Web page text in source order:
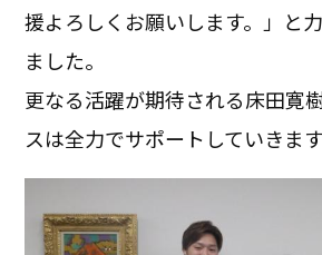
援よろしくお願いします。」と
ました。
更なる活躍が期待される床田寛
スは全力でサポートしていきます